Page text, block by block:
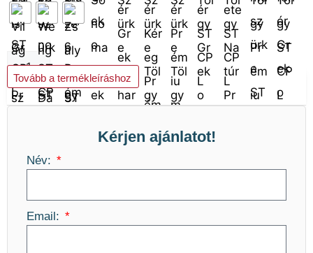
Kosárba teszem
Tovább a termékleíráshoz
Kérjen ajánlatot!
Név:
Email: